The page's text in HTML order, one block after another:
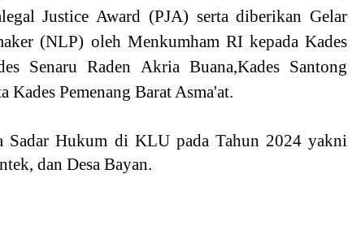
Justice Award (PJA) serta diberikan Gelar
(NLP) oleh Menkumham RI kepada Kades
Senaru Raden Akria Buana,Kades Santong
Kades Pemenang Barat Asma'at.
Sadar Hukum di KLU pada Tahun 2024 yakni
dan Desa Bayan.